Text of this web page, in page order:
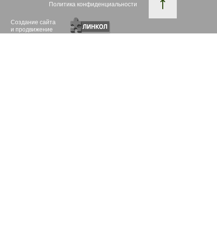
Политика конфиденциальности
Создание сайта
и продвижение